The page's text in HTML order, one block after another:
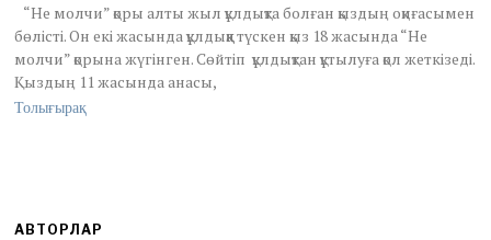
u
a
r
y
“Не молчи” қоры алты жыл құлдықта болған қыздың оқиғасымен
бөлісті. Он екі жасында құлдыққа түскен қыз 18 жасында “Не
молчи” қорына жүгінген. Сөйтіп құлдықтан құтылуға қол жеткізеді.
Қыздың 11 жасында анасы,
Толығырақ
АВТОРЛАР